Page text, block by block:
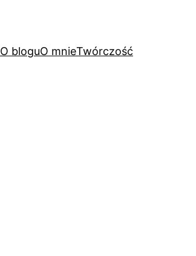
O bloguO mnieTwórczość